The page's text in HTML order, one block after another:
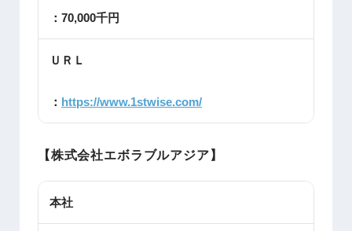
：70,000千円
ＵＲＬ
： https://www.1stwise.com/
【株式会社エボラブルアジア】
本社